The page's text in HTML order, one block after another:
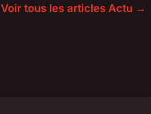
Voir tous les articles Actu →